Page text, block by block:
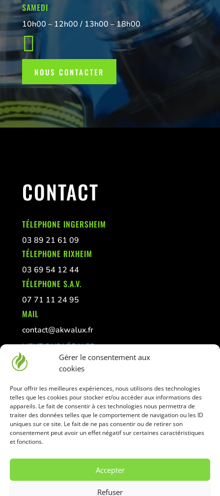
Gérer le consentement aux
cookies
Pour offrir les meilleures expériences, nous utilisons des technologies
telles que les cookies pour stocker et/ou accéder aux informations des
appareils. Le fait de consentir à ces technologies nous permettra de
traiter des données telles que le comportement de navigation ou les ID
uniques sur ce site. Le fait de ne pas consentir ou de retirer son
consentement peut avoir un effet négatif sur certaines caractéristiques
et fonctions.
Accepter
Refuser
SAMEDI
10h00 – 12h00 / 13h00 – 18h00

NOUS CONTACTER
CONTACT
TÉLEPHONE INGERSHEIM
03 89 21 61 09
TÉLEPHONE RIXHEIM
03 69 54 12 44
TÉLEPHONE S.A.V.
07 71 11 24 95
MAIL
contact@akwalux.fr
MENTIONS LÉGALES
CONFIDENTIALITÉ
GESTION DES COOKIES
La vente de liquide et matériel pour vaper est
interdite aux mineurs
Déconseillé aux femmes enceintes
Copyright © CS Créations 2026 tous droits